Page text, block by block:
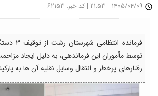
| کد خبر: ۶۲۱۵۳
فرمانده
توسط مأموران این فرماندهی، به دلیل ایجاد
رفتارهای پرخطر و انتقال وسایل نقلیه آن ها به